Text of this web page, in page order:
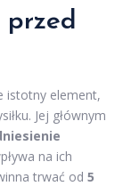
przed
istotny element,
Jej głównym
na ich
trwać od 5